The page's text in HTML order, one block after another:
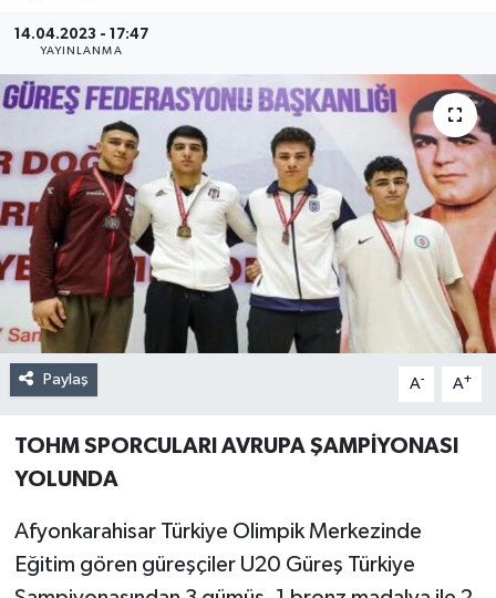
14.04.2023 - 17:47
YAYINLANMA
Paylaş A- A+
TOHM SPORCULARI AVRUPA ŞAMPİYONASI
YOLUNDA
Afyonkarahisar Türkiye Olimpik Merkezinde
Eğitim gören güreşçiler U20 Güreş Türkiye